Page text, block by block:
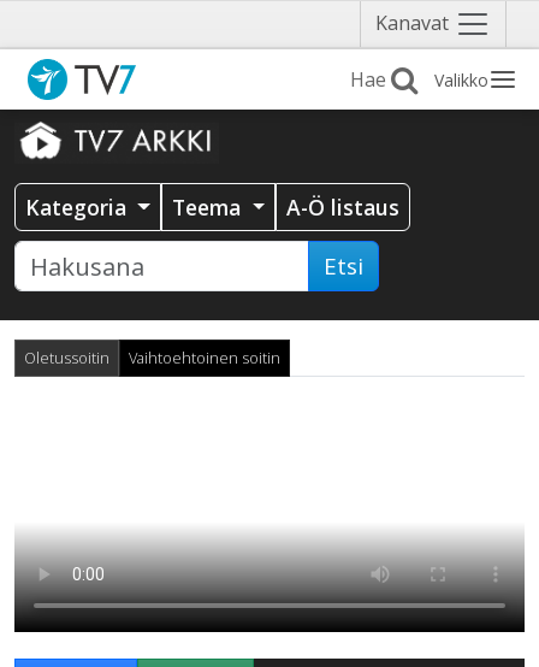
Kanavat Näytä
valikko
Valikko
Kategoria Teema A-Ö listaus
Etsi
Oletussoitin Vaihtoehtoinen soitin